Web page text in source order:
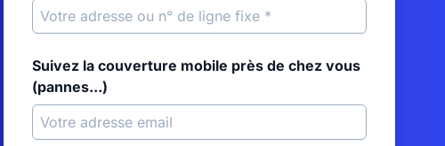
Suivez la couverture mobile près de chez vous
(pannes...)